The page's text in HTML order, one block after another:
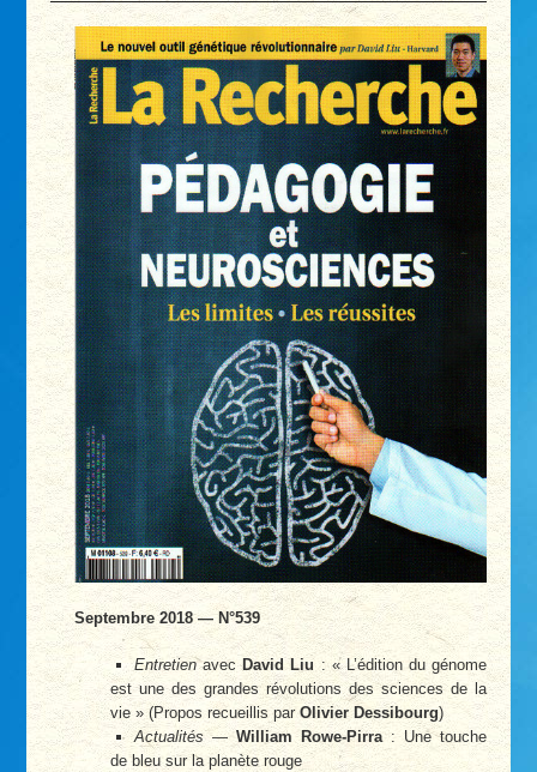
Septembre 2018 — N°539
EntretienavecDavid Liu : « L’édition du génome
est une des grandes révolutions des sciences de la
vie » (Propos recueillis parOlivier Dessibourg)
Actualités—William Rowe-Pirra: Une touche
de bleu sur la planète rouge